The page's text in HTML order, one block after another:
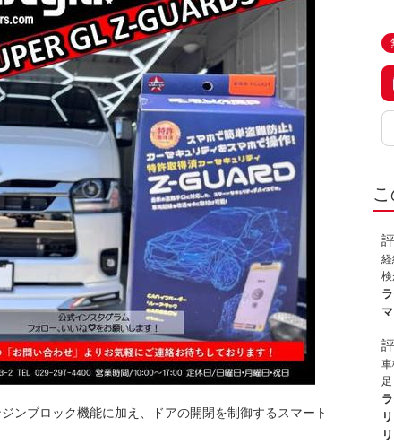
ンブロック機能に加え、ドアの開閉を制御するスマート